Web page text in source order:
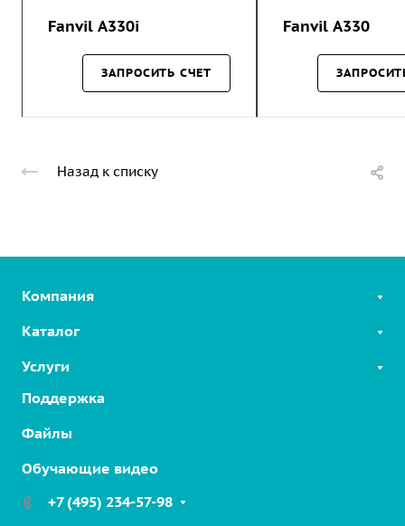
Fanvil A330i
ЗАПРОСИТЬ СЧЕТ
Fanvil A330
Назад к списку
Компания
Каталог
SIP-телефоны
Linkvil беспроводные решения
VoIP шлюзы
Бизнес-конференции
Услуги
Облачные решения
Интерком на шоссе
Промышленные решения
Медицинские решения
Поддержка
Файлы
Обучающие видео
+7 (495) 234-57-98